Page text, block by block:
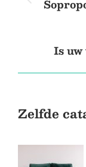
Is uw
Zelfde